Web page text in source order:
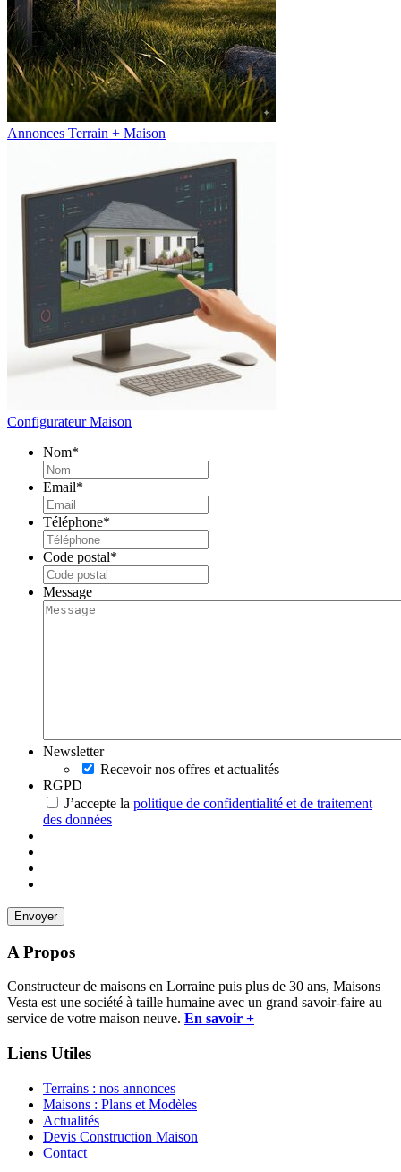
Annonces Terrain + Maison
Configurateur Maison
Nom*
Email*
Téléphone*
Code postal*
Message
Newsletter
Recevoir nos offres et actualités
RGPD
J’accepte la politique de confidentialité et de traitement
des données
A Propos
Constructeur de maisons en Lorraine puis plus de 30 ans, Maisons
Vesta est une société à taille humaine avec un grand savoir-faire au
service de votre maison neuve. En savoir +
Liens Utiles
Terrains : nos annonces
Maisons : Plans et Modèles
Actualités
Devis Construction Maison
Contact